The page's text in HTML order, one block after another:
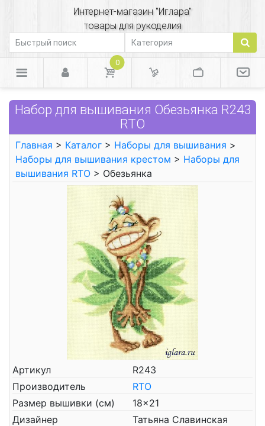
Интернет-магазин "Иглара"
товары для рукоделия
0
Набор для вышивания Обезьянка R243
RTO
Главная > Каталог > Наборы для вышивания >
Наборы для вышивания крестом > Наборы для
вышивания RTO > Обезьянка
Артикул
R243
Производитель
RTO
Размер вышивки (см)
18x21
Дизайнер
Татьяна Славинская